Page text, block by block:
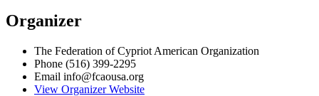
Organizer
The Federation of Cypriot American Organization
Phone (516) 399-2295
Email info@fcaousa.org
View Organizer Website